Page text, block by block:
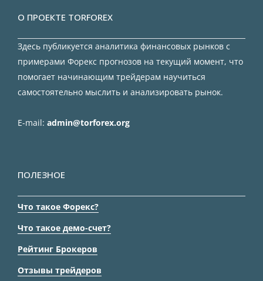
О ПРОЕКТЕ TORFOREX
Здесь публикуется аналитика финансовых рынков с
примерами Форекс прогнозов на текущий момент, что
помогает начинающим трейдерам научиться
самостоятельно мыслить и анализировать рынок.
E-mail: admin@torforex.org
ПОЛЕЗНОЕ
Что такое Форекс?
Что такое демо-счет?
Рейтинг Брокеров
Отзывы трейдеров